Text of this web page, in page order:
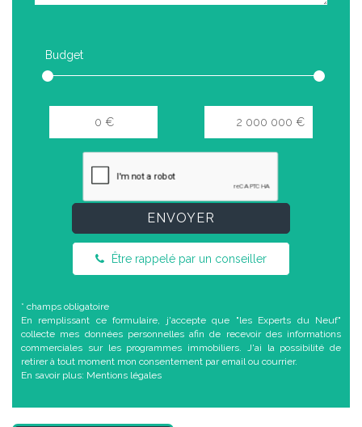
Budget
ENVOYER
Être rappelé par un conseiller
* champs obligatoire
En remplissant ce formulaire, j'accepte que "les Experts du Neuf"
collecte mes données personnelles afin de recevoir des informations
commerciales sur les programmes immobiliers. J'ai la possibilité de
retirer à tout moment mon consentement par email ou courrier.
En savoir plus: Mentions légales